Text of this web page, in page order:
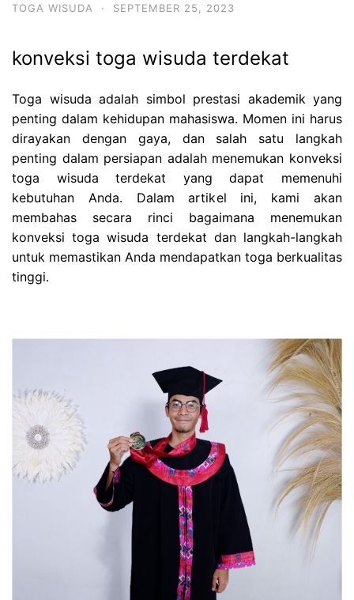
TOGA WISUDA · SEPTEMBER 25, 2023
konveksi toga wisuda terdekat
Toga wisuda adalah simbol prestasi akademik yang
penting dalam kehidupan mahasiswa. Momen ini harus
dirayakan dengan gaya, dan salah satu langkah
penting dalam persiapan adalah menemukan konveksi
toga wisuda terdekat yang dapat memenuhi
kebutuhan Anda. Dalam artikel ini, kami akan
membahas secara rinci bagaimana menemukan
konveksi toga wisuda terdekat dan langkah-langkah
untuk memastikan Anda mendapatkan toga berkualitas
tinggi.